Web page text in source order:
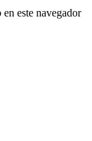
este navegador